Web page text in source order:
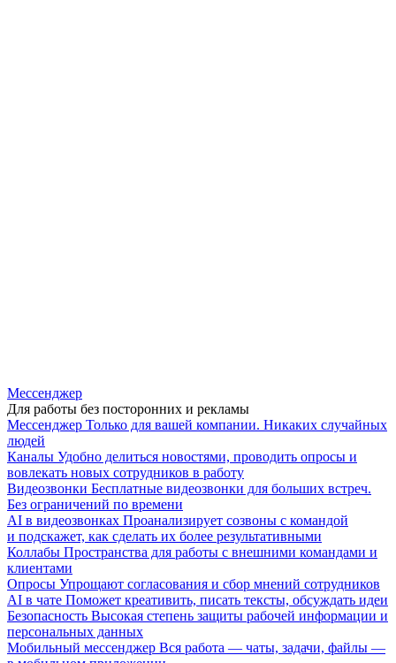
Мессенджер
Для работы без посторонних и рекламы
Мессенджер Только для вашей компании. Никаких случайных
людей
Каналы Удобно делиться новостями, проводить опросы и
вовлекать новых сотрудников в работу
Видеозвонки Бесплатные видеозвонки для больших встреч.
Без ограничений по времени
AI в видеозвонках Проанализирует созвоны с командой
и подскажет, как сделать их более результативными
Коллабы Пространства для работы с внешними командами и
клиентами
Опросы Упрощают согласования и сбор мнений сотрудников
AI в чате Поможет креативить, писать тексты, обсуждать идеи
Безопасность Высокая степень защиты рабочей информации и
персональных данных
Мобильный мессенджер Вся работа — чаты, задачи, файлы —